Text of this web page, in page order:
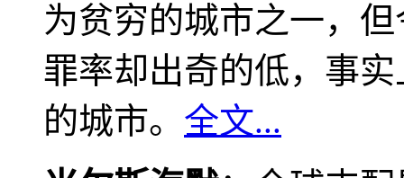
为贫穷的城市之一，
罪率却出奇的低，事
的城市。 全文...